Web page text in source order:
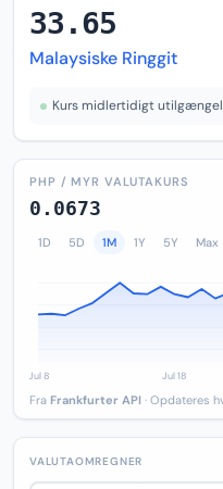
33.65
Malaysiske Ringgit
Kurs midlertidigt
PHP / MYR VALUTAKURS
0.0673
1D 5D 1M 1Y 5Y Max
Fra Frankfurter API · Opdateres
VALUTAOMREGNER